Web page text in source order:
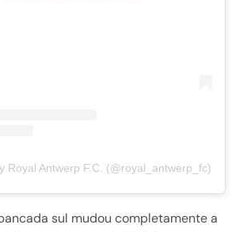
Royal Antwerp F.C. (@royal_antwerp_fc)
sul mudou completamente a